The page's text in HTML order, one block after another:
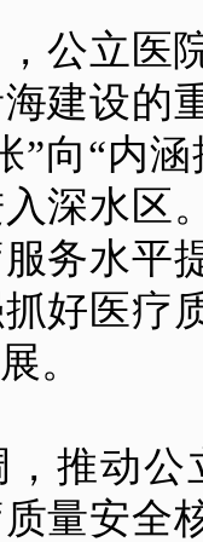
立医院
建设的
”向“内
深水区
务水平
好医疗
。
动公
量安全